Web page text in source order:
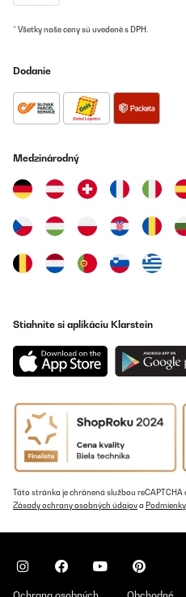
Amandine
Dopo un attenta analisi ho
nella fascia media, il fornetto
risultato mi ha stupito. Mi fa
fornetto che può esser un po'
E'il mio primo essiccatore .
polvere di limone, della
che il mio cane gradisce assai
Ritengo potro'saperli solo
giudizio più che positivo!
Utente Amazon
* Všetky naše ceny sú uvedené s DPH.
Dodanie
Medzinárodný
Stiahnite si aplikáciu Klarstein
Táto stránka je chránená službou reCAPTCHA
Zásady ochrany osobných údajova